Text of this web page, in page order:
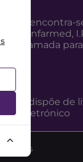
pelo Infarmed,
(Chamada
dispõe de
eletrónico